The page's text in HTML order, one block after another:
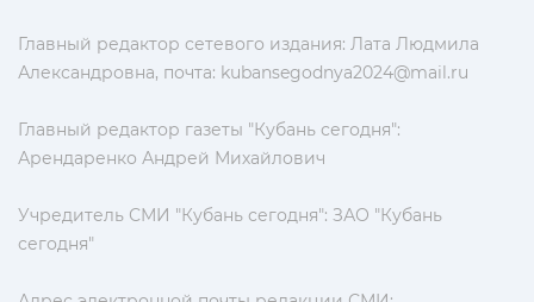
Главный редактор сетевого издания: Лата Людмила
Александровна, почта: kubansegodnya2024@mail.ru
Главный редактор газеты "Кубань сегодня":
Арендаренко Андрей Михайлович
Учредитель СМИ "Кубань сегодня": ЗАО "Кубань
сегодня"